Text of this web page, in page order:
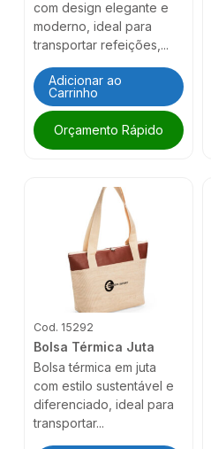
com design elegante e
moderno, ideal para
transportar refeições,...
Adicionar ao
Carrinho
Orçamento Rápido
Cod. 15292
Bolsa Térmica Juta
Bolsa térmica em juta
com estilo sustentável e
diferenciado, ideal para
transportar...